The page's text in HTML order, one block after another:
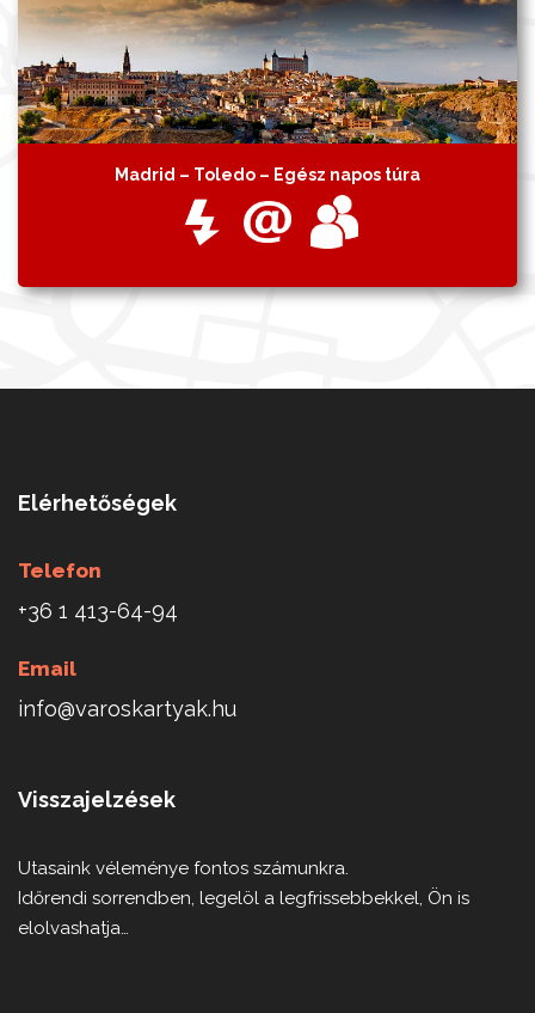
Madrid – Toledo – Egész napos túra
Elérhetőségek
Telefon
+36 1 413-64-94
Email
info@varoskartyak.hu
Visszajelzések
Utasaink véleménye fontos számunkra.
Időrendi sorrendben, legelöl a legfrissebbekkel, Ön is
elolvashatja…